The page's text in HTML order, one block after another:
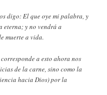
digo: El que oye mi palabra, y
eterna; y no vendrá a
muerte a vida.
a esto ahora nos
de la carne, sino como la
hacia Dios) por la